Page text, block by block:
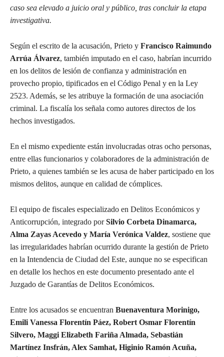
caso sea elevado a juicio oral y público, tras concluir la etapa
investigativa.
Según el escrito de la acusación, Prieto y Francisco Raimundo
Arrúa Álvarez, también imputado en el caso, habrían incurrido
en los delitos de lesión de confianza y administración en
provecho propio, tipificados en el Código Penal y en la Ley
2523. Además, se les atribuye la formación de una asociación
criminal. La fiscalía los señala como autores directos de los
hechos investigados.
En el mismo expediente están involucradas otras ocho personas,
entre ellas funcionarios y colaboradores de la administración de
Prieto, a quienes también se les acusa de haber participado en los
mismos delitos, aunque en calidad de cómplices.
El equipo de fiscales especializado en Delitos Económicos y
Anticorrupción, integrado porSilvio Corbeta Dinamarca,
Alma Zayas Acevedo y María Verónica Valdez, sostiene que
las irregularidades habrían ocurrido durante la gestión de Prieto
en la Intendencia de Ciudad del Este, aunque no se especifican
en detalle los hechos en este documento presentado ante el
Juzgado de Garantías de Delitos Económicos.
Entre los acusados se encuentran Buenaventura Morinigo,
Emili Vanessa Florentín Páez, Robert Osmar Florentín
Silvero, Maggi Elizabeth Fariña Almada, Sebastián
Martínez Insfrán, Alex Samhat, Higinio Ramón Acuña,